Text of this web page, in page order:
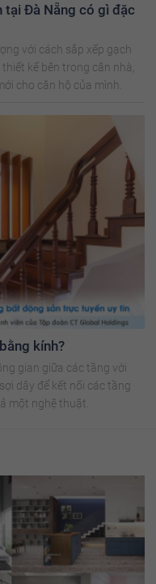
tại Đà Nẵng có gì đặc
với cách sắp xếp gạch
kế bên trong căn nhà,
cho căn hộ của mình.
kính?
gian giữa các tầng với
dây để kết nối các tầng
một nghệ thuật.